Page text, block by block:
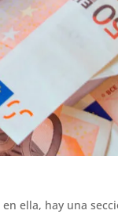
ella, hay una